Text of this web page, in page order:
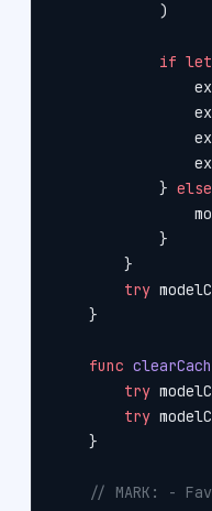
            )
            if
let
            }
else
            }
        }
        try
    }
    func
        try
        try
    }
// MARK: -